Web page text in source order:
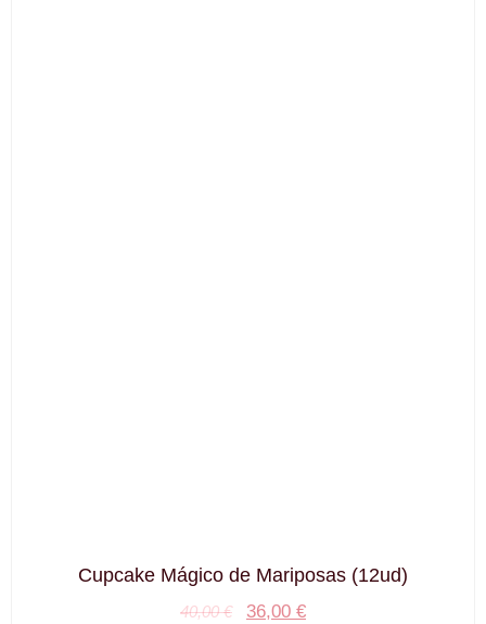
Cupcake Mágico de Mariposas (12ud)
40,00€ 36,00 €